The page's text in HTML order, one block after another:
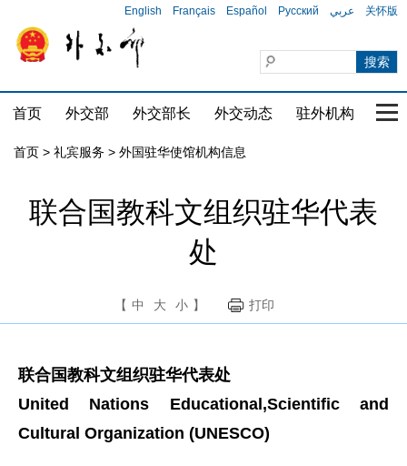
English Français Español Русский عربي 关怀版
首页 外交部 外交部长 外交动态 驻外机构 国
首页 > 礼宾服务 > 外国驻华使馆机构信息
联合国教科文组织驻华代表
处
【 中 大 小 】 打印
联合国教科文组织驻华代表处
United Nations Educational,Scientific and
Cultural Organization (UNESCO)